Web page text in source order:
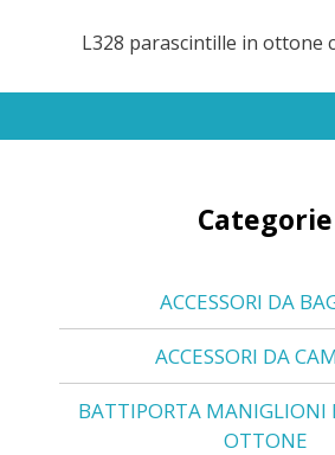
L328 parascintille in ottone
Categorie
ACCESSORI DA
ACCESSORI DA
BATTIPORTA MANIGLIONI
OTTONE